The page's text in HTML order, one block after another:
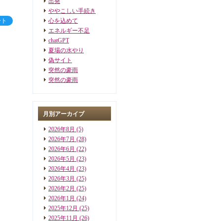
ややこしい手続き
心を込めて
エネルギー不足
chatGPT
夏場の水やり
偽サイト
突然の豪雨
突然の豪雨
月別アーカイブ
2026年8月 (5)
2026年7月 (28)
2026年6月 (22)
2026年5月 (23)
2026年4月 (23)
2026年3月 (25)
2026年2月 (25)
2026年1月 (24)
2025年12月 (25)
2025年11月 (26)